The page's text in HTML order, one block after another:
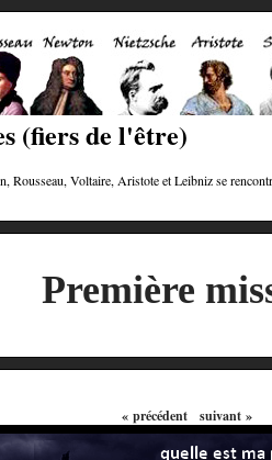
(fiers de l'être)
Rousseau, Voltaire, Aristote et Leibniz se
Première
« précédent suivant »